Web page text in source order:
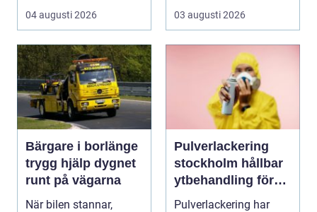
04 augusti 2026
naturen och känna
havsbris...
03 augusti 2026
Bärgare i borlänge
trygg hjälp dygnet
runt på vägarna
När bilen stannar,
Pulverlackering
stockholm hållbar
ytbehandling för
industri och design
Pulverlackering har